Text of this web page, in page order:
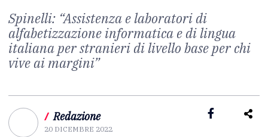
Spinelli: “Assistenza e laboratori di
alfabetizzazione informatica e di lingua
italiana per stranieri di livello base per chi
vive ai margini”
/ Redazione
20 DICEMBRE 2022